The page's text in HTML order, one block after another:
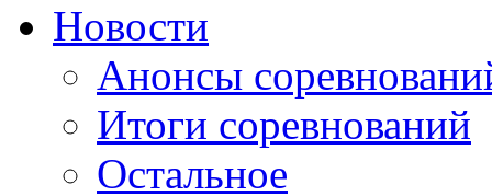
Новости
Анонсы
Итоги соревнований
Остальное